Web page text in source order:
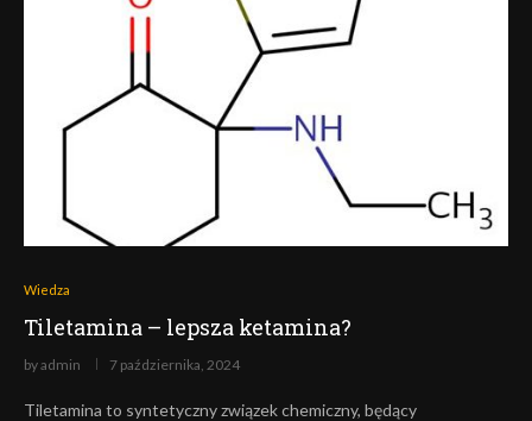
Wiedza
Tiletamina – lepsza ketamina?
byadmin 7 października, 2024
Tiletamina to syntetyczny związek chemiczny, będący